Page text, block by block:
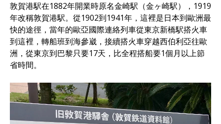
敦賀港駅在1882年開業時原名金崎駅（金ヶ崎駅），1919
年改稱敦賀港駅。從1902到1941年，這裡是日本到歐洲最
快的途徑，當年的歐亞國際連絡列車從東京新橋駅搭火車
到這裡，轉船班到海參崴，接續搭火車穿越西伯利亞往歐
洲，從東京到巴黎只要17天，比全程搭船要1個月以上節
省時間。